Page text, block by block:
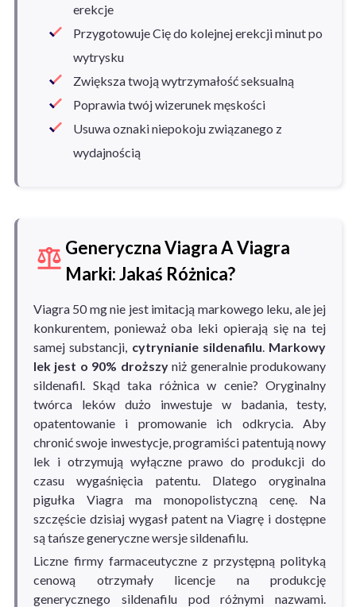
erekcje
Przygotowuje Cię do kolejnej erekcji minut po
wytrysku
Zwiększa twoją wytrzymałość seksualną
Poprawia twój wizerunek męskości
Usuwa oznaki niepokoju związanego z
wydajnością
Generyczna Viagra A Viagra
Marki: Jakaś Różnica?
Viagra 50 mg nie jest imitacją markowego leku, ale jej
konkurentem, ponieważ oba leki opierają się na tej
samej substancji, cytrynianie sildenafilu Markowy
lek jest o 90% droższyniż generalnie produkowany
sildenafil. Skąd taka różnica w cenie? Oryginalny
twórca leków dużo inwestuje w badania, testy,
opatentowanie i promowanie ich odkrycia. Aby
chronić swoje inwestycje, programiści patentują nowy
lek i otrzymują wyłączne prawo do produkcji do
czasu wygaśnięcia patentu. Dlatego oryginalna
pigułka Viagra ma monopolistyczną cenę. Na
szczęście dzisiaj wygasł patent na Viagrę i dostępne
są tańsze generyczne wersje sildenafilu.
Liczne firmy farmaceutyczne z przystępną polityką
cenową otrzymały licencje na produkcję
generycznego sildenafilu pod różnymi nazwami.